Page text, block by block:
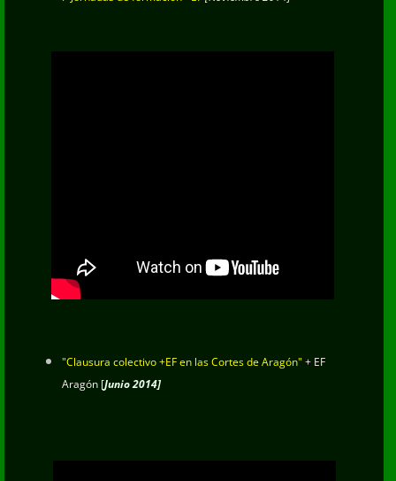
"Clausura colectivo +EF en las Cortes de Aragón" + EF
Aragón [Junio 2014]